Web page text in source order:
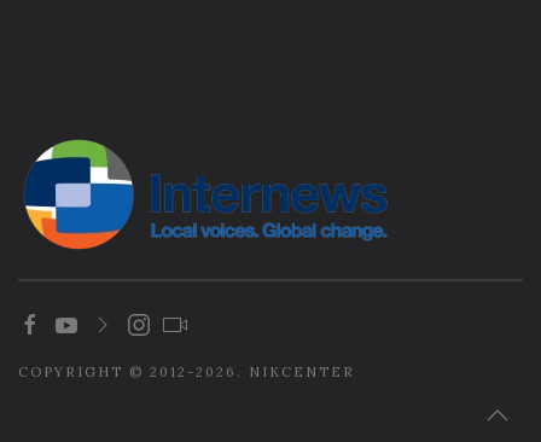
COPYRIGHT © 2012-2026. NIKCENTER